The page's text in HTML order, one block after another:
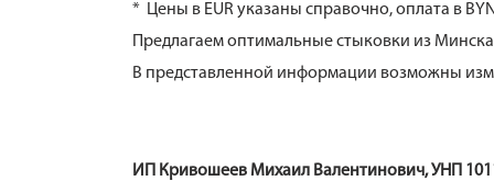
* Цены в EUR указаны справочно, оплата в
Предлагаем оптимальные стыковки из
В представленной информации возможны
ИП Кривошеев Михаил Валентинович, УНП